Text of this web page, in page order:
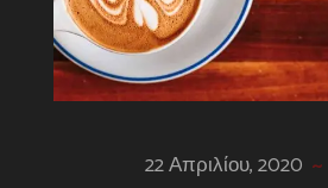
22 Απριλίου, 2020